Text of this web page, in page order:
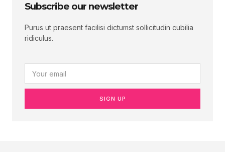
Subscribe our newsletter
Purus ut praesent facilisi dictumst sollicitudin cubilia
ridiculus.
SIGN UP